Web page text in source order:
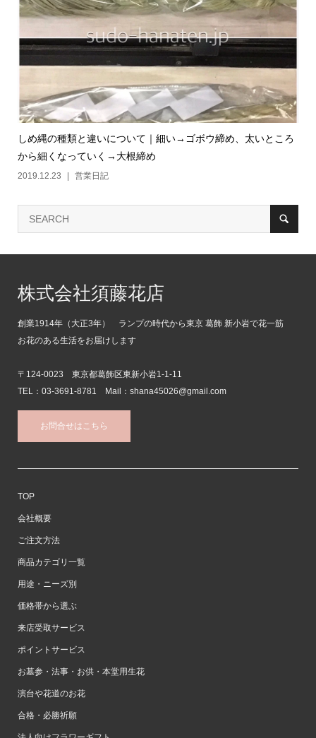
しめ縄の種類と違いについて｜細い→ゴボウ締め、太いところ
から細くなっていく→大根締め
2019.12.23 営業日記
株式会社須藤花店
創業1914年（大正3年） ランプの時代から東京 葛飾 新小岩で花一筋
お花のある生活をお届けします
〒124-0023 東京都葛飾区東新小岩1-1-11
TEL：03-3691-8781 Mail：shana45026@gmail.com
お問合せはこちら
TOP
会社概要
ご注文方法
商品カテゴリ一覧
用途・ニーズ別
価格帯から選ぶ
来店受取サービス
ポイントサービス
お墓参・法事・お供・本堂用生花
演台や花道のお花
合格・必勝祈願